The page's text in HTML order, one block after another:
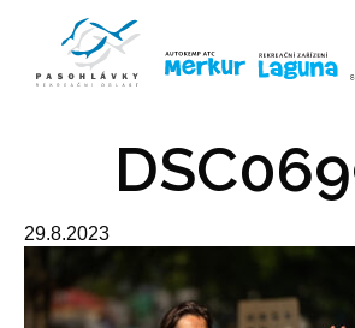
29.8.2023